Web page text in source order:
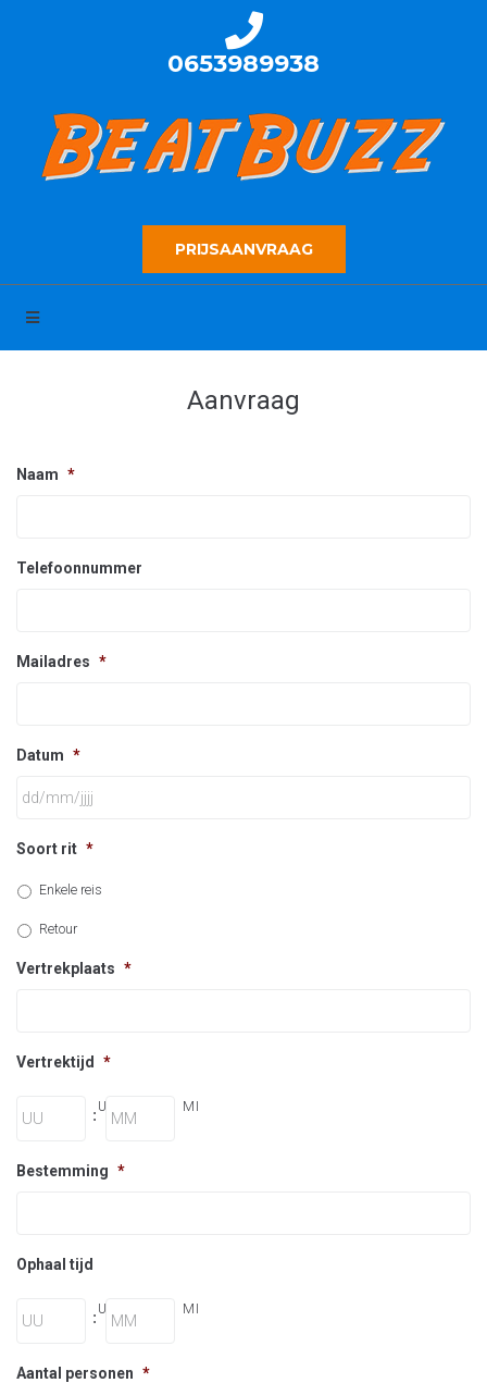
0653989938
PRIJSAANVRAAG
Aanvraag
Naam *
Telefoonnummer
Mailadres *
Datum *
Soort rit *
Enkele reis
Retour
Vertrekplaats *
Vertrektijd *
: UR MI
Bestemming *
Ophaal tijd
: UR MI
Aantal personen *